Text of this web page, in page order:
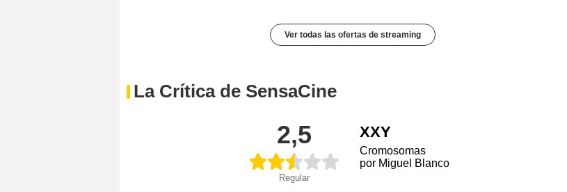
Ver todas las ofertas de streaming
La Crítica de SensaCine
2,5
Regular
XXY
Cromosomas
por Miguel Blanco